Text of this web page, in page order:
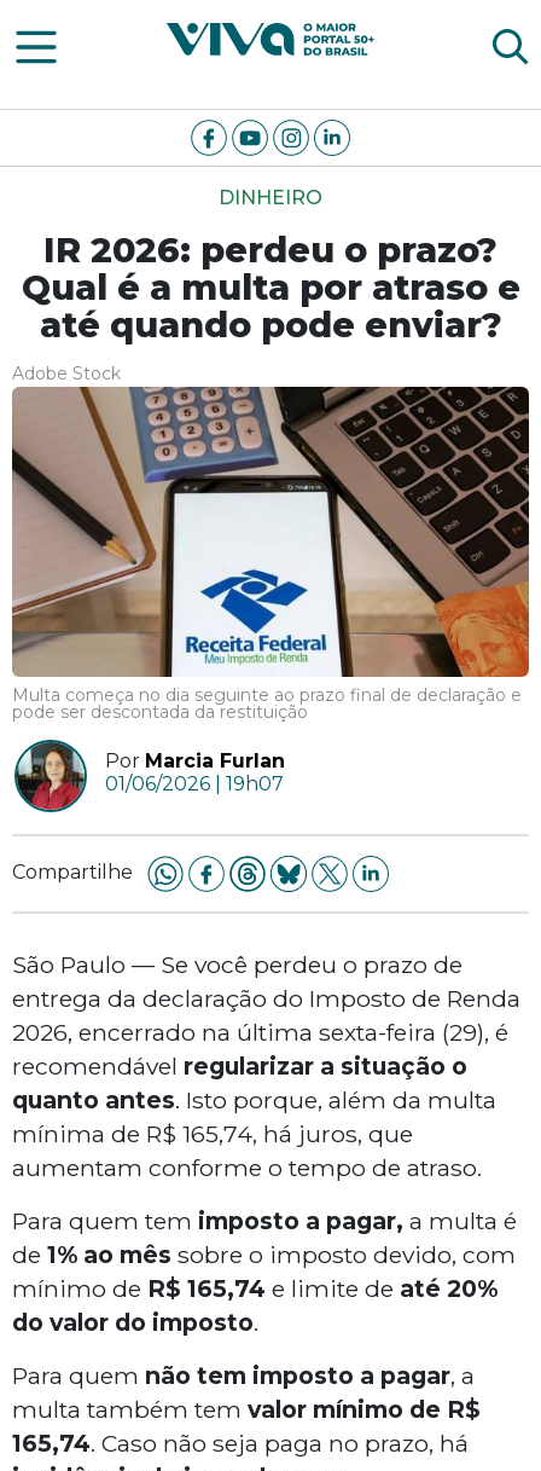
Viva Notícias
DINHEIRO
IR 2026: perdeu o prazo?
Qual é a multa por atraso e
até quando pode enviar?
Adobe Stock
Multa começa no dia seguinte ao prazo final de declaração e
pode ser descontada da restituição
Por Marcia Furlan
01/06/2026 | 19h07
Compartilhe
São Paulo — Se você perdeu o prazo de
entrega da declaração do Imposto de Renda
2026, encerrado na última sexta-feira (29), é
recomendável regularizar a situação o
quanto antes. Isto porque, além da multa
mínima de R$ 165,74, há juros, que
aumentam conforme o tempo de atraso.
Para quem tem imposto a pagar, a multa é
de 1% ao mês sobre o imposto devido, com
mínimo de R$ 165,74 e limite de até 20%
do valor do imposto.
Para quem não tem imposto a pagar, a
multa também tem valor mínimo de R$
165,74. Caso não seja paga no prazo, há